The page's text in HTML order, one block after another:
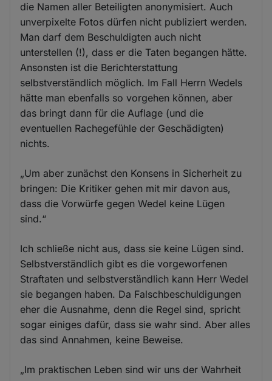
die Namen aller Beteiligten anonymisiert. Auch
unverpixelte Fotos dürfen nicht publiziert werden.
Man darf dem Beschuldigten auch nicht
unterstellen (!), dass er die Taten begangen hätte.
Ansonsten ist die Berichterstattung
selbstverständlich möglich. Im Fall Herrn Wedels
hätte man ebenfalls so vorgehen können, aber
das bringt dann für die Auflage (und die
eventuellen Rachegefühle der Geschädigten)
nichts.
„Um aber zunächst den Konsens in Sicherheit zu
bringen: Die Kritiker gehen mit mir davon aus,
dass die Vorwürfe gegen Wedel keine Lügen
sind.“
Ich schließe nicht aus, dass sie keine Lügen sind.
Selbstverständlich gibt es die vorgeworfenen
Straftaten und selbstverständlich kann Herr Wedel
sie begangen haben. Da Falschbeschuldigungen
eher die Ausnahme, denn die Regel sind, spricht
sogar einiges dafür, dass sie wahr sind. Aber alles
das sind Annahmen, keine Beweise.
„Im praktischen Leben sind wir uns der Wahrheit